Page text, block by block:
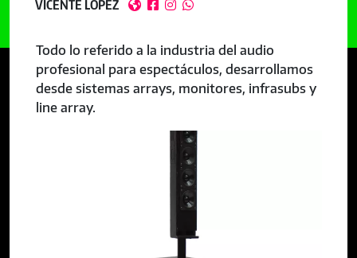
VICENTE LÓPEZ    
Todo lo referido a la industria del audio
profesional para espectáculos, desarrollamos
desde sistemas arrays, monitores, infrasubs y
line array.